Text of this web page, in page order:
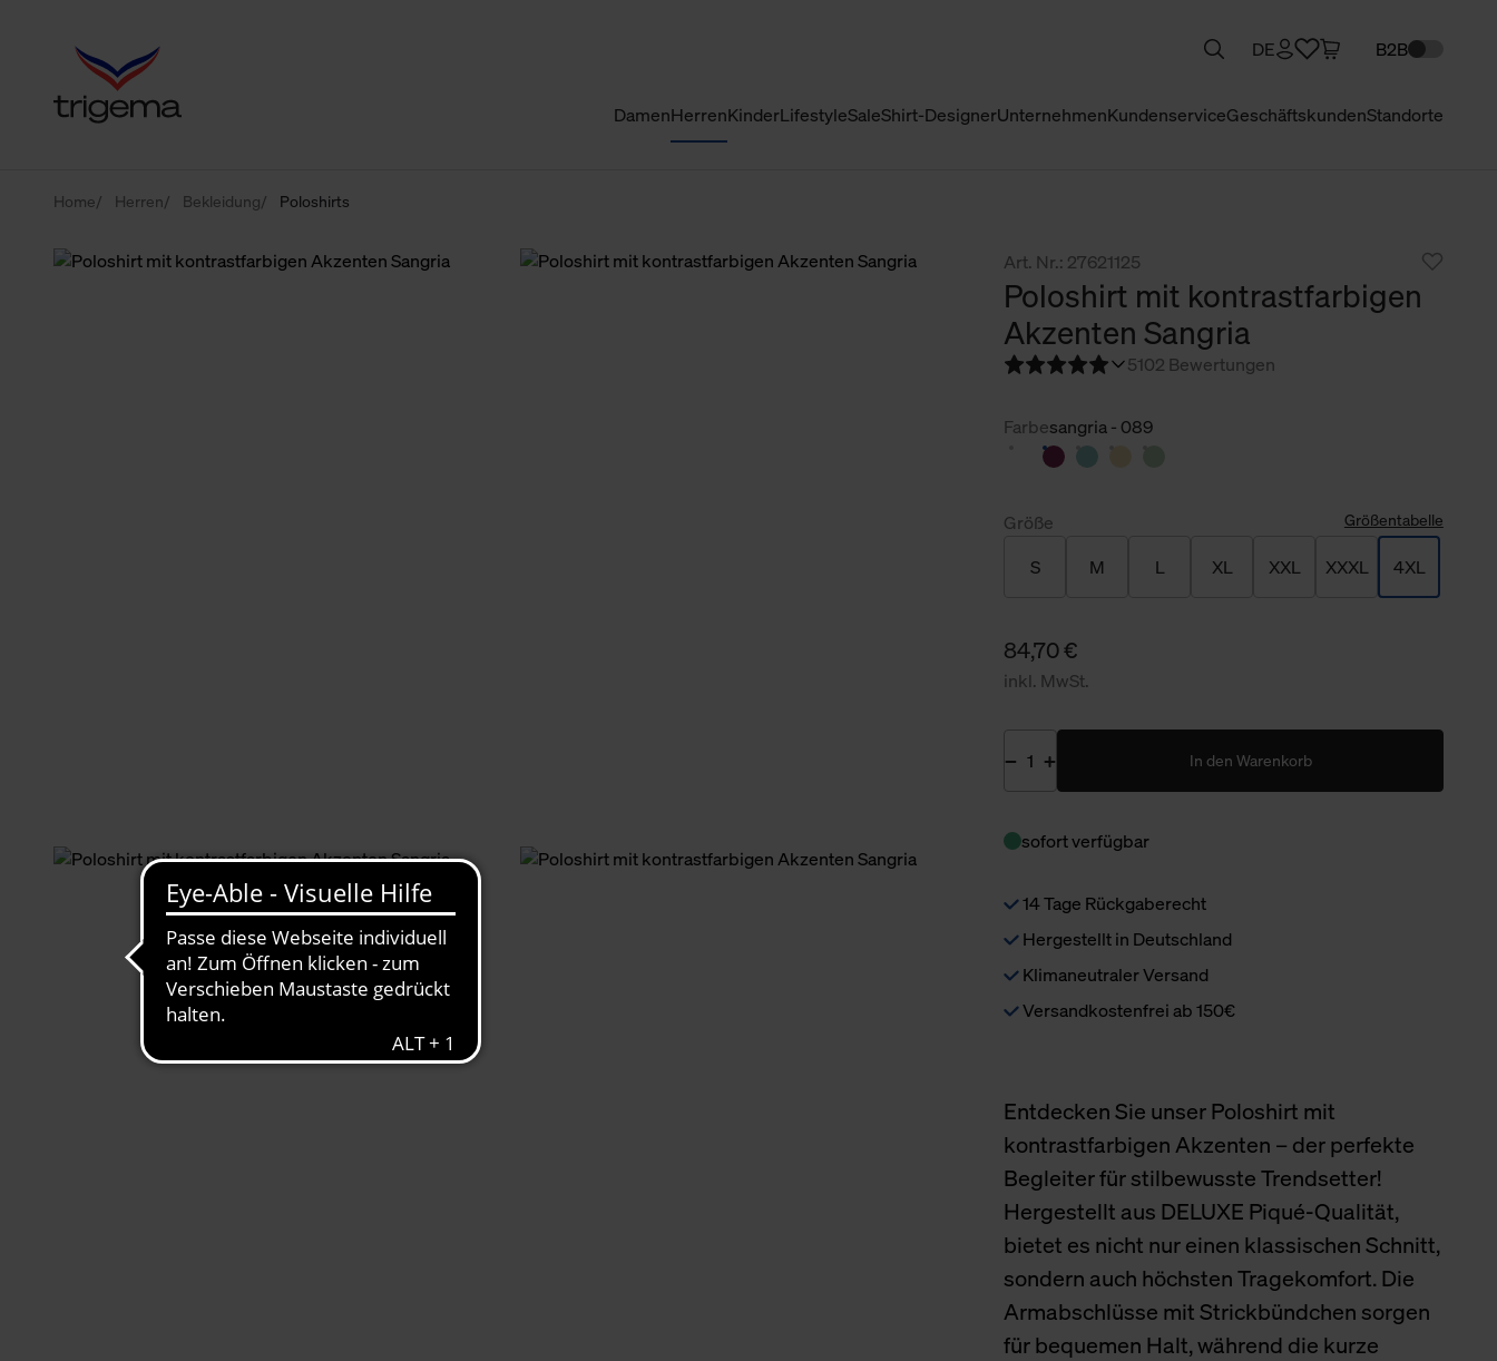
DamenHerrenKinderLifestyleSaleShirt-DesignerUnternehmenKundenserviceGeschäftskundenStandorte
DE B2B
Home Herren Bekleidung Poloshirts
Art. Nr.: 27621125
Poloshirt mit kontrastfarbigen
Akzenten Sangria
5102 Bewertungen
Farbesangria - 089
Größe Größentabelle
S M L XL XXL XXXL 4XL
84,70 €
inkl. MwSt.
In den Warenkorb
sofort verfügbar
14 Tage Rückgaberecht
Hergestellt in Deutschland
Klimaneutraler Versand
Versandkostenfrei ab 150€
Entdecken Sie unser Poloshirt mit
kontrastfarbigen Akzenten – der perfekte
Begleiter für stilbewusste Trendsetter!
Hergestellt aus DELUXE Piqué-Qualität,
bietet es nicht nur einen klassischen Schnitt,
sondern auch höchsten Tragekomfort. Die
Armabschlüsse mit Strickbündchen sorgen
für bequemen Halt, während die kurze